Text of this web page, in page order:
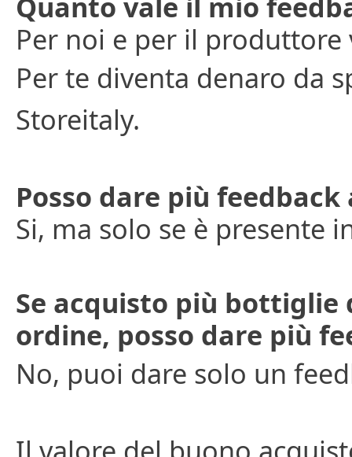
Per noi e per il produttore
Per te diventa denaro da
Storeitaly.
Posso dare più feedback
Si, ma solo se è presente
Se acquisto più bottiglie
ordine, posso dare più
No, puoi dare solo un